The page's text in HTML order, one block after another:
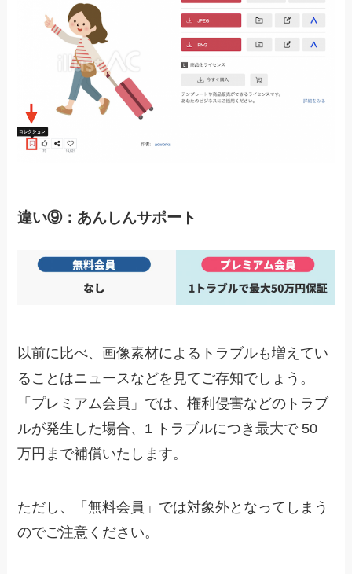
違い⑨：あんしんサポート
以前に比べ、画像素材によるトラブルも増えてい
ることはニュースなどを見てご存知でしょう。
「プレミアム会員」では、権利侵害などのトラブ
ルが発生した場合、1 トラブルにつき最大で 50
万円まで補償いたします。
ただし、「無料会員」では対象外となってしまう
のでご注意ください。